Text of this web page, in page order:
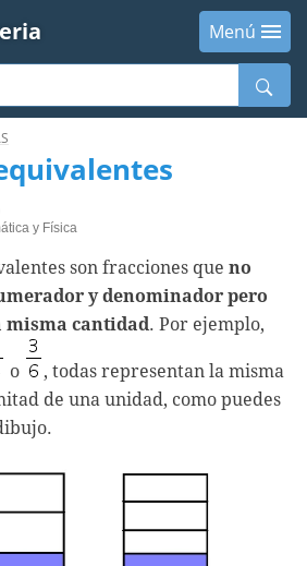
Menú
y Física
son fracciones que no
y denominador pero
misma cantidad. Por ejemplo,
o
, todas representan la misma
de una unidad, como puedes